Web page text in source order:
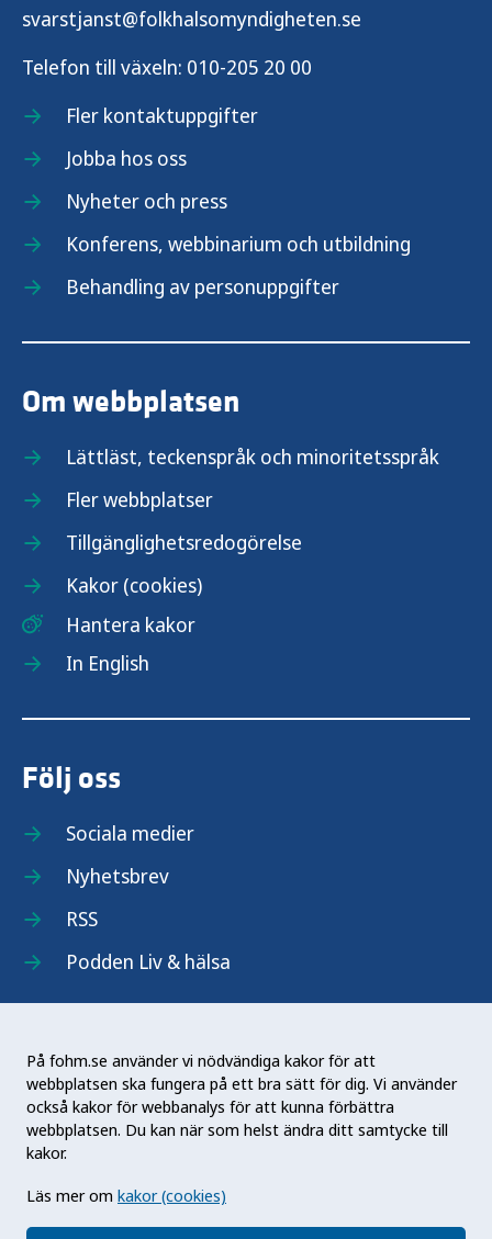
På fohm.se använder vi nödvändiga kakor för att
webbplatsen ska fungera på ett bra sätt för dig. Vi använder
också kakor för webbanalys för att kunna förbättra
webbplatsen. Du kan när som helst ändra ditt samtycke till
kakor.
Läs mer om kakor (cookies)
svarstjanst@folkhalsomyndigheten.se
Telefon till växeln: 010-205 20 00
Fler kontaktuppgifter
Jobba hos oss
Nyheter och press
Konferens, webbinarium och utbildning
Behandling av personuppgifter
Om webbplatsen
Lättläst, teckenspråk och minoritetsspråk
Fler webbplatser
Tillgänglighetsredogörelse
Kakor (cookies)
Hantera kakor
In English
Följ oss
Sociala medier
Nyhetsbrev
RSS
Podden Liv & hälsa
Folkhälsomyndigheten (Fohm) är en nationell
kunskapsmyndighet som arbetar för en bättre
folkhälsa. Det gör myndigheten genom att
främja hälsa, förebygga ohälsa och skydda mot